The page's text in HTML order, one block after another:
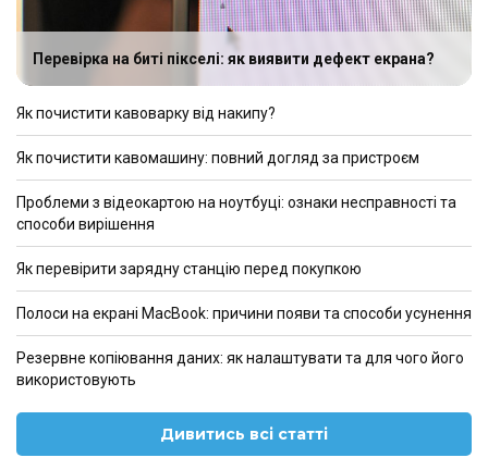
Перевірка на биті пікселі: як виявити дефект екрана?
Як почистити кавоварку від накипу?
Як почистити кавомашину: повний догляд за пристроєм
Проблеми з відеокартою на ноутбуці: ознаки несправності та
способи вирішення
Як перевірити зарядну станцію перед покупкою
Полоси на екрані MacBook: причини появи та способи усунення
Резервне копіювання даних: як налаштувати та для чого його
використовують
Дивитись всі статті